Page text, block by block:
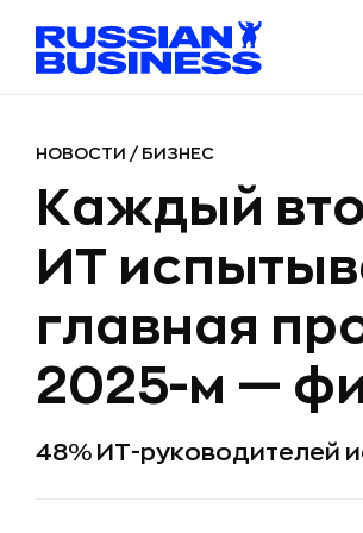
НОВОСТИ / БИЗНЕС
Каждый
ИТ
главная
2025-м —
48% ИТ-руководителей